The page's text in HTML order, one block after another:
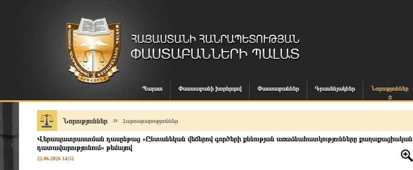
Պալատ Փաստաբանի խորհրդով Փաստաբաններ Գրասենյակներ Նորություններ
Նորություններ Հայտարարություններ
Վերապատրաստման դասընթաց «Ընտանեկան վեճերով գործերի քննության առաձնահատկությունները քաղաքացիական
դատավարությունում» թեմայով
22.06.2026 14:52